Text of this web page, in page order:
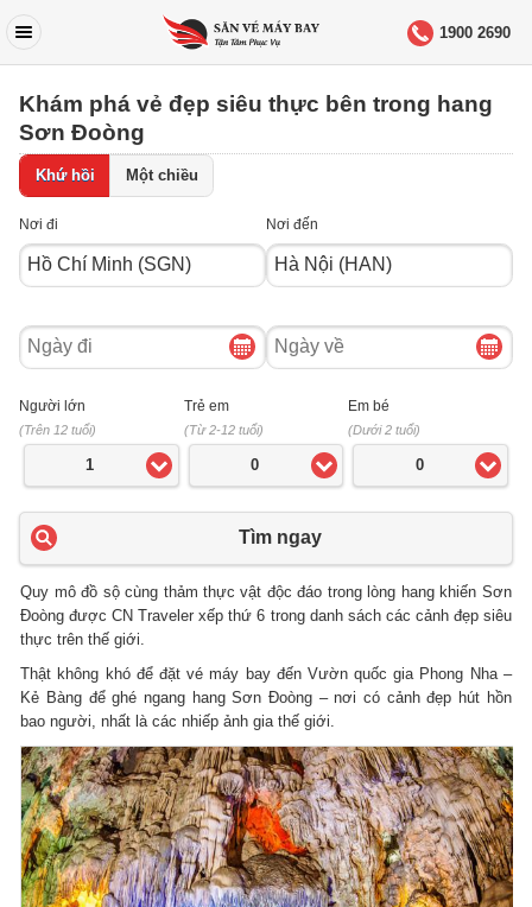
1900 2690
Khám phá vẻ đẹp siêu thực bên trong hang
Sơn Đoòng
Khứ hồi Một chiều
Nơi đi Nơi đến
Ngày
đi
Ngày
về
Người lớn
(Trên 12 tuổi)
1
Trẻ em
(Từ 2-12 tuổi)
0
Em bé
(Dưới 2 tuổi)
0
Tìm ngay
Quy mô đồ sộ cùng thảm thực vật độc đáo trong lòng hang khiến Sơn
Đoòng được CN Traveler xếp thứ 6 trong danh sách các cảnh đẹp siêu
thực trên thế giới.
Thật không khó để đặt vé máy bay đến Vườn quốc gia Phong Nha –
Kẻ Bàng để ghé ngang hang Sơn Đoòng – nơi có cảnh đẹp hút hồn
bao người, nhất là các nhiếp ảnh gia thế giới.